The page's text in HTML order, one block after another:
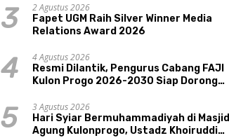
Pariwisata, dan Ekologi Klaten
3
2 Agustus 2026
Fapet UGM Raih Silver Winner Media
Relations Award 2026
4
4 Agustus 2026
Resmi Dilantik, Pengurus Cabang FAJI
Kulon Progo 2026-2030 Siap Dorong
Sungai Progo
5
3 Agustus 2026
Hari Syiar Bermuhammadiyah di Masjid
Agung Kulonprogo, Ustadz Khoiruddin